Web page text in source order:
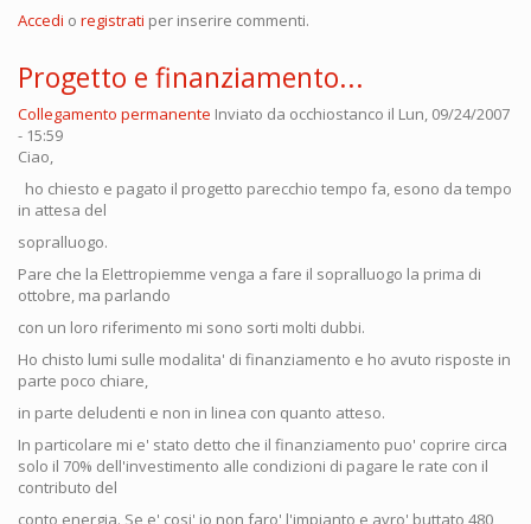
Accedi o registrati per inserire commenti.
Progetto e finanziamento...
Collegamento permanente Inviato da occhiostanco il Lun, 09/24/2007
- 15:59
Ciao,
ho chiesto e pagato il progetto parecchio tempo fa, esono da tempo
in attesa del
sopralluogo.
Pare che la Elettropiemme venga a fare il sopralluogo la prima di
ottobre, ma parlando
con un loro riferimento mi sono sorti molti dubbi.
Ho chisto lumi sulle modalita' di finanziamento e ho avuto risposte in
parte poco chiare,
in parte deludenti e non in linea con quanto atteso.
In particolare mi e' stato detto che il finanziamento puo' coprire circa
solo il 70% dell'investimento alle condizioni di pagare le rate con il
contributo del
conto energia. Se e' cosi' io non faro' l'impianto e avro' buttato 480